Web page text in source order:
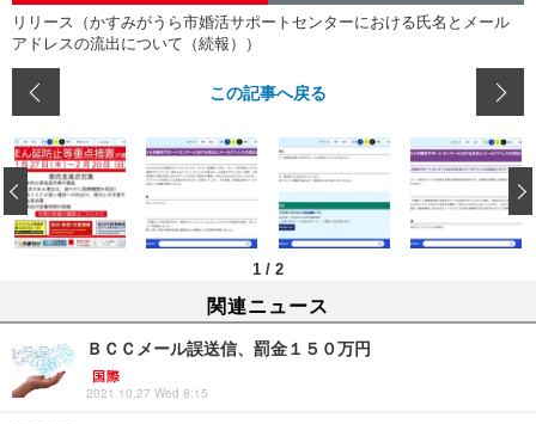
リリース（かすみがうら市婚活サポートセンターにおける氏名とメール
アドレスの流出について（続報））
この記事へ戻る
1 / 2
‹
関連ニュース
ＢＣＣメール誤送信、罰金１５０万円
国際
2021.10.27 Wed 8:15